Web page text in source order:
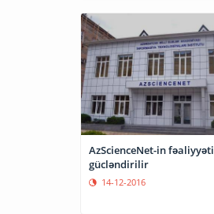
AzScienceNet-in fəaliyyəti
gücləndirilir
14-12-2016